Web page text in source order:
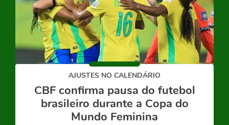
AJUSTES NO CALENDÁRIO
CBF confirma pausa do futebol
brasileiro durante a Copa do
Mundo Feminina